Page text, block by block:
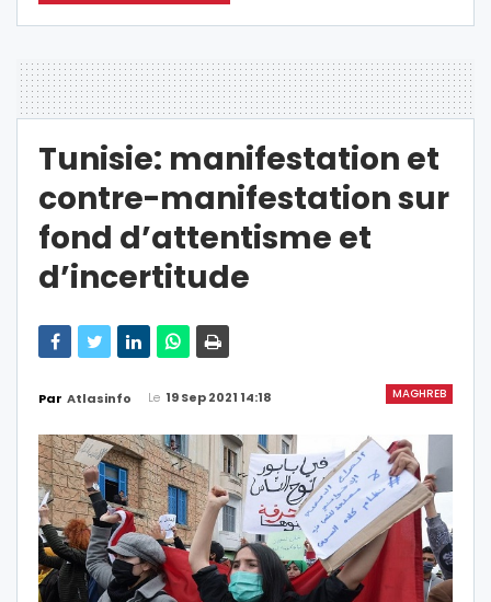
Tunisie: manifestation et
contre-manifestation sur
fond d’attentisme et
d’incertitude
MAGHREB
Par Atlasinfo Le 19 Sep 2021 14:18